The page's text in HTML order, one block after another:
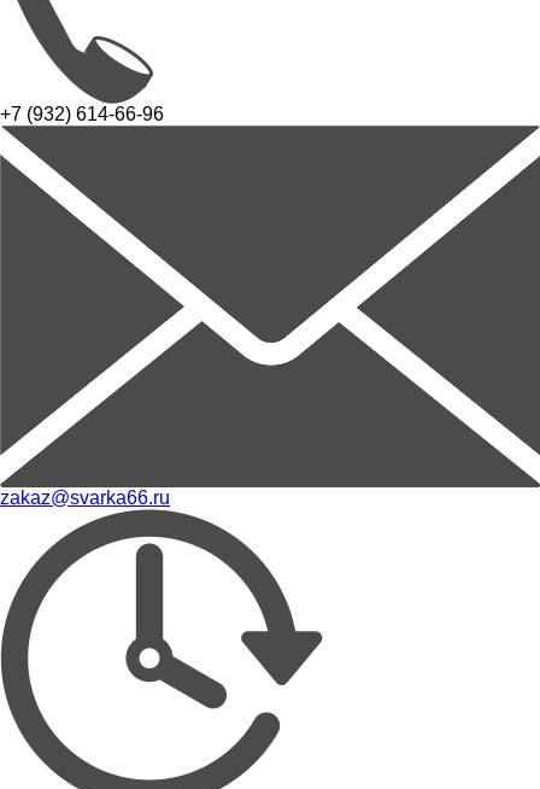
+7 (932) 614-66-96
zakaz@svarka66.ru